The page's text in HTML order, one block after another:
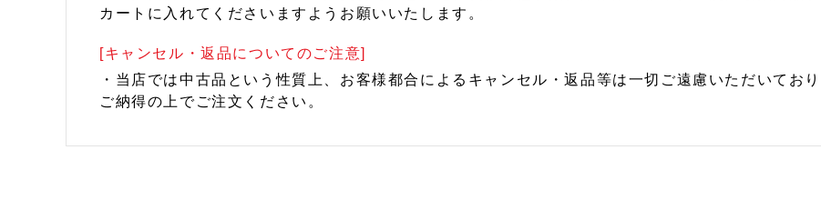
カートに入れてくださいますようお願いいたします。
[キャンセル・返品についてのご注意]
・当店では中古品という性質上、お客様都合によるキャンセル・返品等は一切ご遠慮いただいてお
ご納得の上でご注文ください。